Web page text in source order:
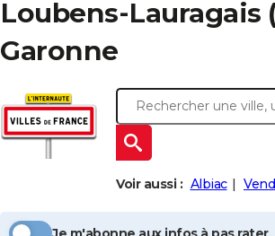
Loubens-Lauragais
Garonne
Voir aussi : Albiac